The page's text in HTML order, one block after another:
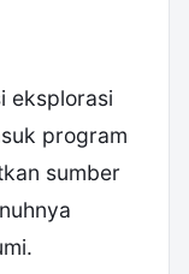
eksplorasi
program
sumber